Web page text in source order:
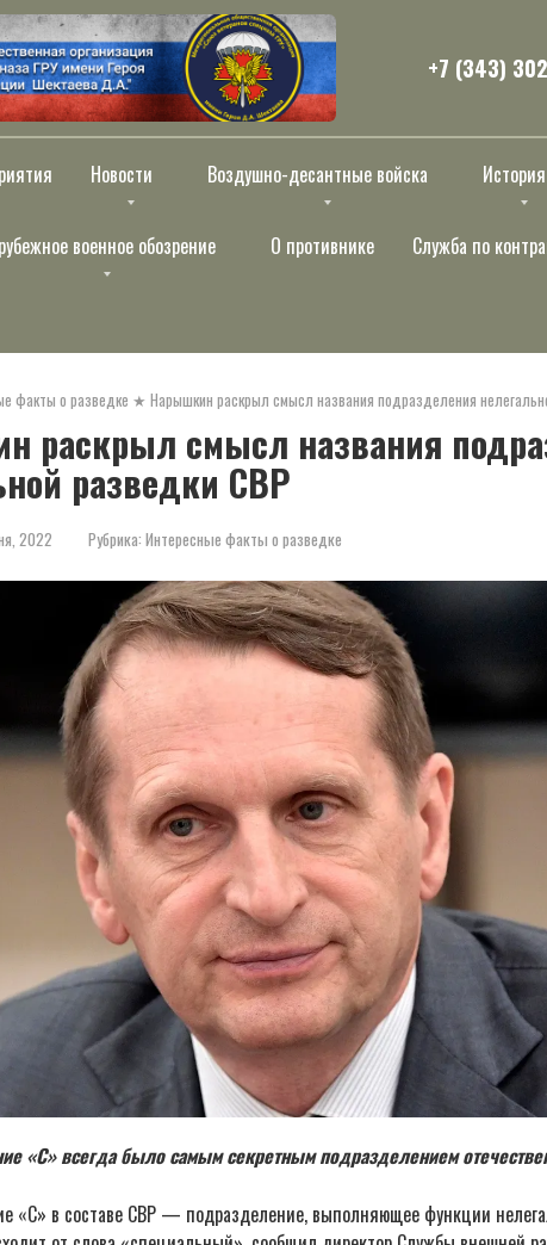
+7 (343)
Новости Воздушно-десантные войска История
военное обозрение О противнике Служба по
факты о разведке ★ Нарышкин раскрыл смысл названия подразделения
раскрыл смысл названия
разведки СВР
2022 Рубрика: Интересные факты о разведке
«С» всегда было самым секретным подразделением
«С» в составе СВР — подразделение, выполняющее функции